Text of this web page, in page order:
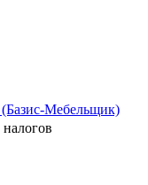
Мебельщик)